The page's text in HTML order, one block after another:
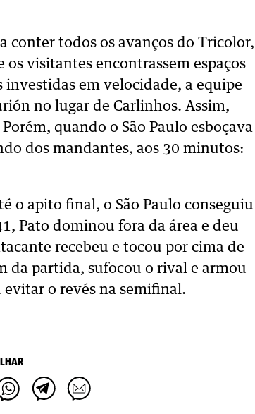
conter todos os avanços do Tricolor,
visitantes encontrassem espaços
investidas em velocidade, a equipe
no lugar de Carlinhos. Assim,
quando o São Paulo esboçava
dos mandantes, aos 30 minutos:
o apito final, o São Paulo conseguiu
Pato dominou fora da área e deu
recebeu e tocou por cima de
da partida, sufocou o rival e armou
o revés na semifinal.